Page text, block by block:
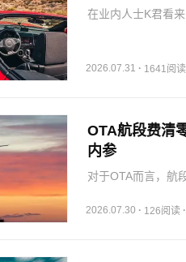
在业内人士K君看
积攒的经营弊…
2026.07.31 · 1641阅读
OTA航段费清
内参
对于OTA而言，航
一步被挤压。从历
2026.07.30 · 126阅读 ·